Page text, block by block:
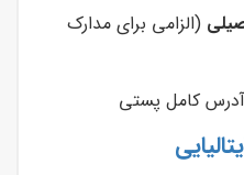
(الزامی برای مدارک
کامل پستی